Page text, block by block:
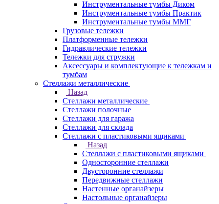
Инструментальные тумбы Диком
Инструментальные тумбы Практик
Инструментальные тумбы ММГ
Грузовые тележки
Платформенные тележки
Гидравлические тележки
Тележки для стружки
Аксесcуары и комплектующие к тележкам и
тумбам
Стеллажи металлические
Назад
Стеллажи металлические
Стеллажи полочные
Стеллажи для гаража
Стеллажи для склада
Стеллажи с пластиковыми ящиками
Назад
Стеллажи с пластиковыми ящиками
Односторонние стеллажи
Двусторонние стеллажи
Передвижные стеллажи
Настенные органайзеры
Настольные органайзеры